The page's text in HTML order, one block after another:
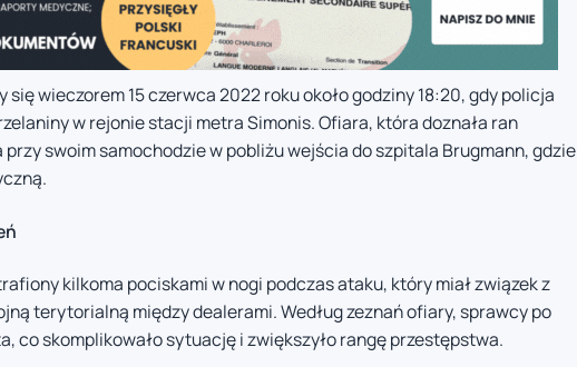
wieczorem 15 czerwca 2022 roku około godziny 18:20, gdy policja
w rejonie stacji metra Simonis. Ofiara, która doznała ran
swoim samochodzie w pobliżu wejścia do szpitala Brugmann, gdzie
kilkoma pociskami w nogi podczas ataku, który miał związek z
terytorialną między dealerami. Według zeznań ofiary, sprawcy po
co skomplikowało sytuację i zwiększyło rangę przestępstwa.